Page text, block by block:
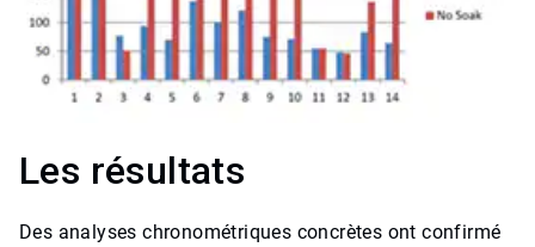
Les résultats
Des analyses chronométriques concrètes ont confirmé